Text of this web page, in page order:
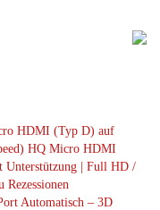
HDMI (Typ D) auf
HQ Micro HDMI
Unterstützung | Full HD /
Rezessionen
Automatisch – 3D